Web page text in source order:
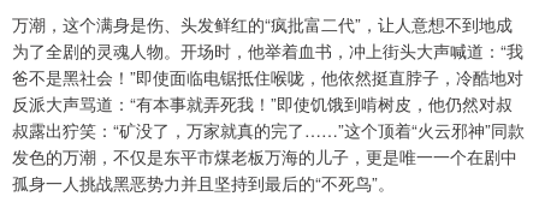
万潮，这个满身是伤、头发鲜红的“疯批富二代”，让人意想不到地成
为了全剧的灵魂人物。开场时，他举着血书，冲上街头大声喊道：“我
爸不是黑社会！”即使面临电锯抵住喉咙，他依然挺直脖子，冷酷地对
反派大声骂道：“有本事就弄死我！”即使饥饿到啃树皮，他仍然对叔
叔露出狞笑：“矿没了，万家就真的完了……”这个顶着“火云邪神”同款
发色的万潮，不仅是东平市煤老板万海的儿子，更是唯一一个在剧中
孤身一人挑战黑恶势力并且坚持到最后的“不死鸟”。